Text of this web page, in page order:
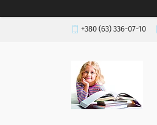
+380 (63) 336-07-10